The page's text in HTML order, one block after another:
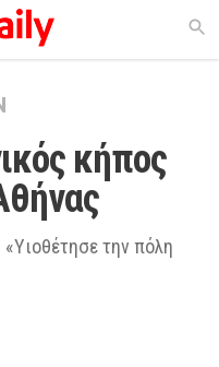
κήπος
την πόλη